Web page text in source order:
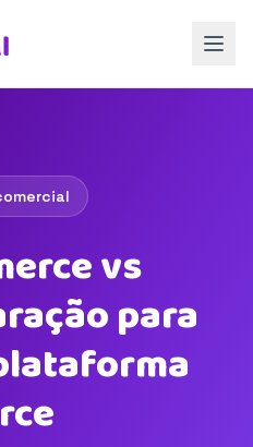
vs
para